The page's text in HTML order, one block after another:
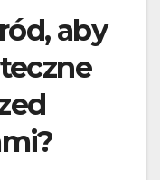
aby